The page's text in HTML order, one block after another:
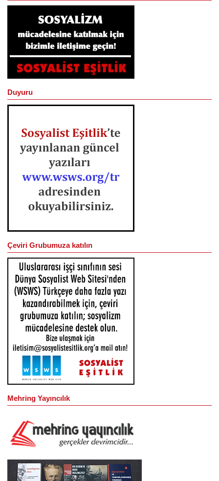
Duyuru
Çeviri Grubumuza katılın
Mehring Yayıncılık